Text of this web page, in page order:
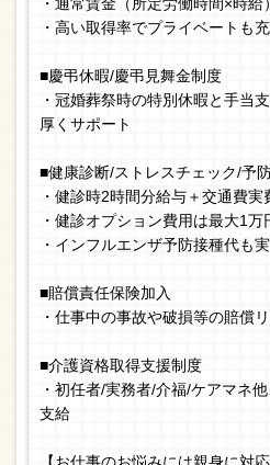
・通常賃金（所定労働時間×時給
・高い取得率でプライベートも
■慶弔休暇/慶弔見舞金制度
・冠婚葬祭時の特別休暇と手当
厚くサポート
■健康診断/ストレスチェック/予
・健診時2時間分給与＋交通費実
・健診オプション費用は最大1万
・インフルエンザ予防接種代も
■賠償責任保険加入
・仕事中の事故や破損等の賠償
■介護資格取得支援制度
・初任者/実務者/介福/ケアマネ
支給